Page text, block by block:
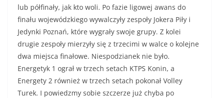
lub półfinały, jak kto woli. Po fazie ligowej awans do
finału wojewódzkiego wywalczyły zespoły Jokera Piły i
Jedynki Poznań, które wygrały swoje grupy. Z kolei
drugie zespoły mierzyły się z trzecimi w walce o kolejne
dwa miejsca finałowe. Niespodzianek nie było.
Energetyk 1 ograł w trzech setach KTPS Konin, a
Energety 2 również w trzech setach pokonał Volley
Turek. I powiedzmy sobie szczerze już chyba po